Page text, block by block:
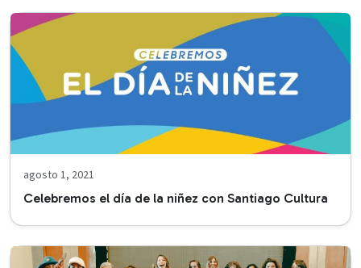
agosto 1, 2021
Celebremos el día de la niñez con Santiago Cultura